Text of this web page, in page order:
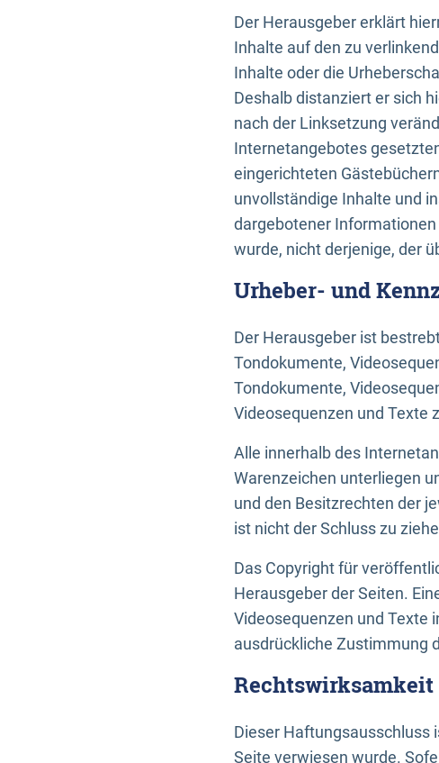
Der Herausgeber erklärt
Inhalte auf den zu
Inhalte oder die
Deshalb distanziert er sich
nach der Linksetzung
Internetangebotes
eingerichteten
unvollständige Inhalte und
dargebotener
wurde, nicht derjenige, der
Urheber- und
Der Herausgeber ist
Tondokumente,
Tondokumente,
Videosequenzen und Texte
Alle innerhalb des
Warenzeichen unterliegen
und den Besitzrechten der
ist nicht der Schluss zu
Das Copyright für
Herausgeber der Seiten.
Videosequenzen und Texte
ausdrückliche Zustimmung
Rechtswirksamkeit
Dieser Haftungsausschluss
Seite verwiesen wurde.